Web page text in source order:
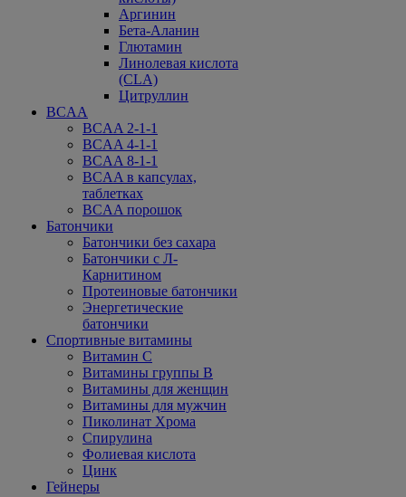
Аргинин
Бета-Аланин
Глютамин
Линолевая кислота
(CLA)
Цитруллин
BCAA
BCAA 2-1-1
BCAA 4-1-1
BCAA 8-1-1
BCAA в капсулах,
таблетках
BCAA порошок
Батончики
Батончики без сахара
Батончики с Л-
Карнитином
Протеиновые батончики
Энергетические
батончики
Спортивные витамины
Витамин С
Витамины группы В
Витамины для женщин
Витамины для мужчин
Пиколинат Хрома
Спирулина
Фолиевая кислота
Цинк
Гейнеры